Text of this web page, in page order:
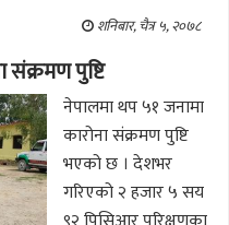
शनिबार, चैत्र ५, २०७८
संक्रमण पुष्टि
नेपालमा थप ५१ जनामा
कारोना संक्रमण पुष्टि
भएको छ । देशभर
गरिएको २ हजार ५ सय